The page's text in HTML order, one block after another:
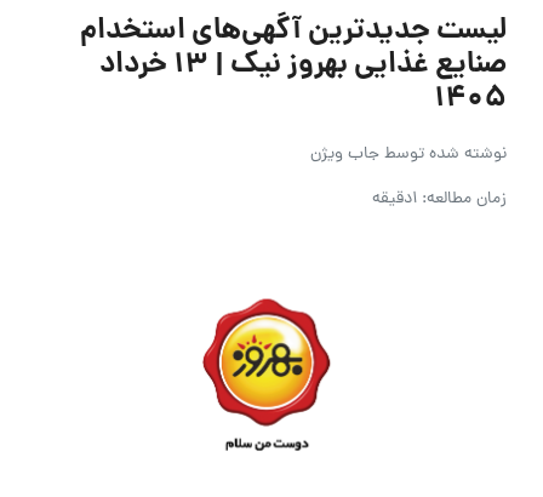
لیست جدیدترین آگهی‌های استخدام
صنایع غذایی بهروز نیک | ۱۳ خرداد
۱۴۰۵
نوشته شده توسطجاب ویژن
زمان مطالعه: 1دقیقه